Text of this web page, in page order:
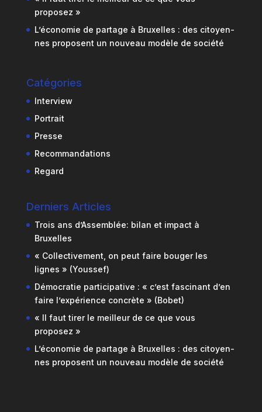
proposez »
L’économie de partage à Bruxelles : des citoyen-
nes proposent un nouveau modèle de société
Catégories
Interview
Portrait
Presse
Recommandations
Regard
Derniers Articles
Trois ans d’Assemblée: bilan et impact à
Bruxelles
« Collectivement, on peut faire bouger les
lignes » (Youssef)
Démocratie participative : « c’est fascinant d’en
faire l’expérience concrète » (Bobet)
« Il faut tirer le meilleur de ce que vous
proposez »
L’économie de partage à Bruxelles : des citoyen-
nes proposent un nouveau modèle de société